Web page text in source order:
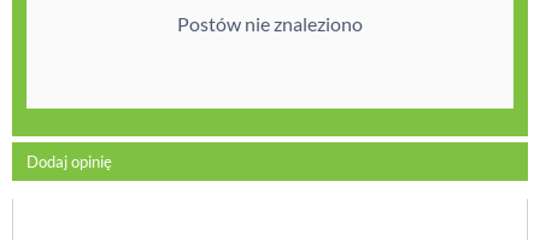
Postów nie znaleziono
Dodaj opinię